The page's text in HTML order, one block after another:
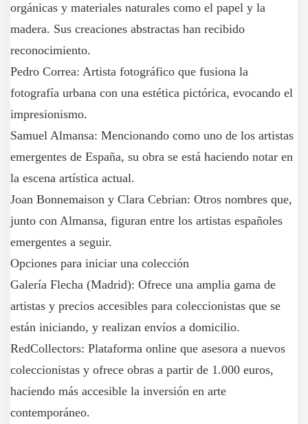
orgánicas y materiales naturales como el papel y la
madera. Sus creaciones abstractas han recibido
reconocimiento.
Pedro Correa: Artista fotográfico que fusiona la
fotografía urbana con una estética pictórica, evocando el
impresionismo.
Samuel Almansa: Mencionando como uno de los artistas
emergentes de España, su obra se está haciendo notar en
la escena artística actual.
Joan Bonnemaison y Clara Cebrian: Otros nombres que,
junto con Almansa, figuran entre los artistas españoles
emergentes a seguir.
Opciones para iniciar una colección
Galería Flecha (Madrid): Ofrece una amplia gama de
artistas y precios accesibles para coleccionistas que se
están iniciando, y realizan envíos a domicilio.
RedCollectors: Plataforma online que asesora a nuevos
coleccionistas y ofrece obras a partir de 1.000 euros,
haciendo más accesible la inversión en arte
contemporáneo.